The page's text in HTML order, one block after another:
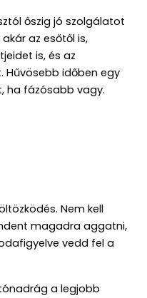
őszig jó szolgálatot
az esőtől is,
is, és az
Hűvösebb időben egy
ha fázósabb vagy.
Nem kell
magadra aggatni,
vedd fel a
a legjobb